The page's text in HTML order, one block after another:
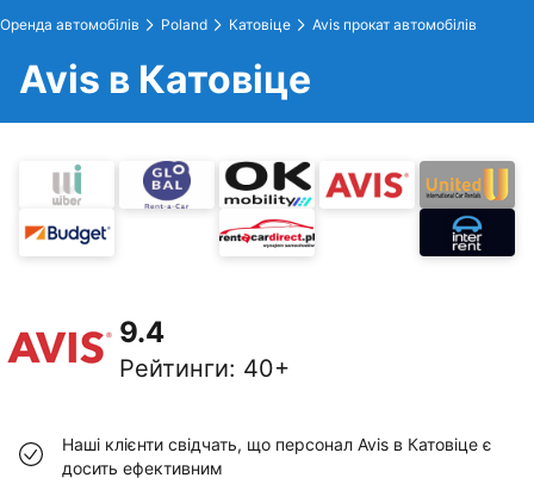
Оренда автомобілів Poland Катовіце Avis прокат автомобілів
Avis в Катовіце
9.4
Рейтинги: 40+
Наші клієнти свідчать, що персонал Avis в Катовіце є
досить ефективним